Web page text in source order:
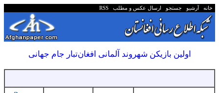
خانه آرشیو جستجو ارسال عکس و مطلب RSS
اولین بازیکن شهروند آلمانی افغان‌تبار جام جهانی